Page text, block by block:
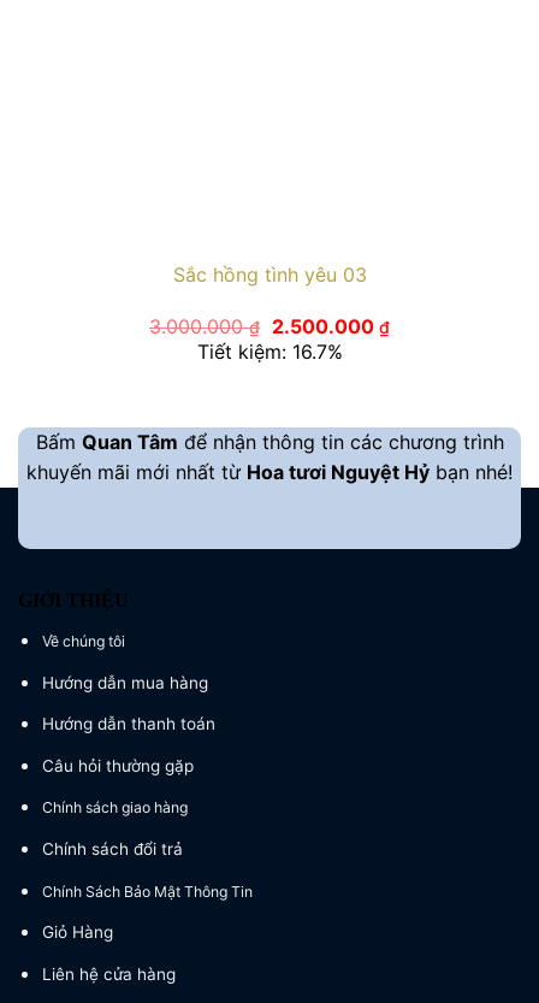
Sắc hồng tình yêu 03
3.000.000₫
Giá
gốc
là:
2.500.000 ₫Giá
hiện
Tiết kiệm: 16.7%
Bấm Quan Tâm để nhận thông tin các chương trình
khuyến mãi mới nhất từ Hoa tươi Nguyệt Hỷ bạn nhé!
GIỚI THIỆU
Về chúng tôi
Hướng dẫn mua hàng
Hướng dẫn thanh toán
Câu hỏi thường gặp
Chính sách giao hàng
Chính sách đổi trả
Chính Sách Bảo Mật Thông Tin
Giỏ Hàng
Liên hệ cửa hàng